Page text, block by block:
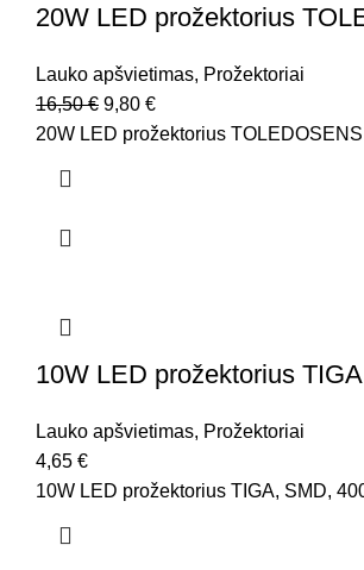
20W LED prožektorius
Lauko apšvietimas, Prožektoriai
16,50€ 9,80 €
20W LED prožektorius
10W LED prožektorius
Lauko apšvietimas, Prožektoriai
4,65 €
10W LED prožektorius TIGA, SMD,